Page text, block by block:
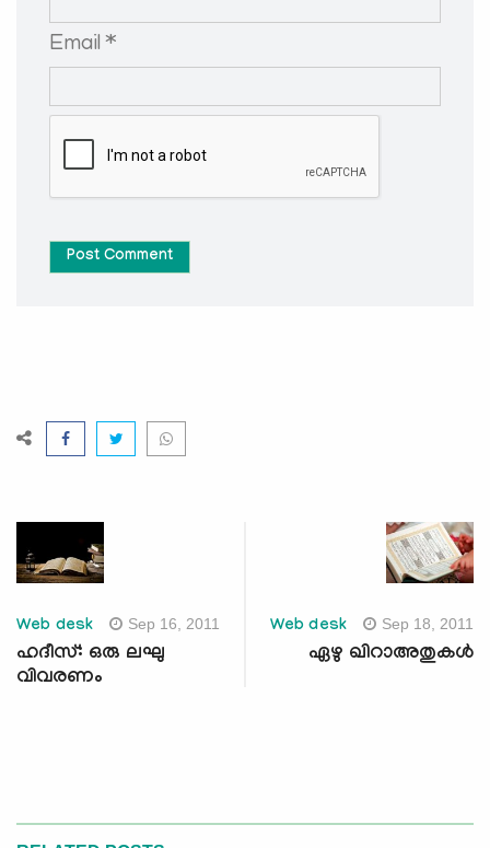
Email *
Post Comment
Web desk Sep 16, 2011
ഹദീസ്: ഒരു ലഘു
വിവരണം
Web desk Sep 18, 2011
ഏഴു ഖിറാഅതുകള്‍